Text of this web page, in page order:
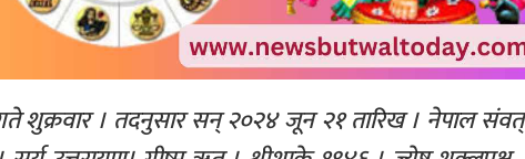
। तदनुसार सन् २०२४ जून २१ तारिख । नेपाल संवत्